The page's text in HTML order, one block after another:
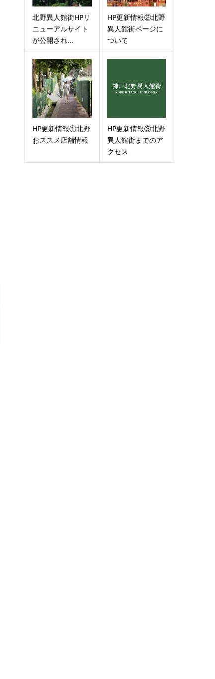
北野異人館街HPリ
ニューアルサイト
が公開され...
HP更新情報②北野
異人館街ページに
ついて
HP更新情報①北野
おススメ店舗情報
HP更新情報③北野
異人館街までのア
クセス